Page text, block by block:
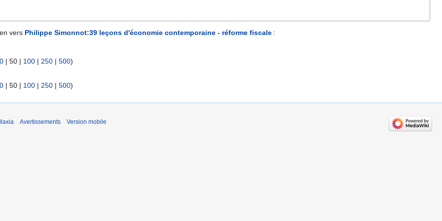
vers Philippe Simonnot:39 leçons d'économie contemporaine - réforme fiscale :
| 50 | 100 | 250 | 500)
| 50 | 100 | 250 | 500)
Avertissements Version mobile